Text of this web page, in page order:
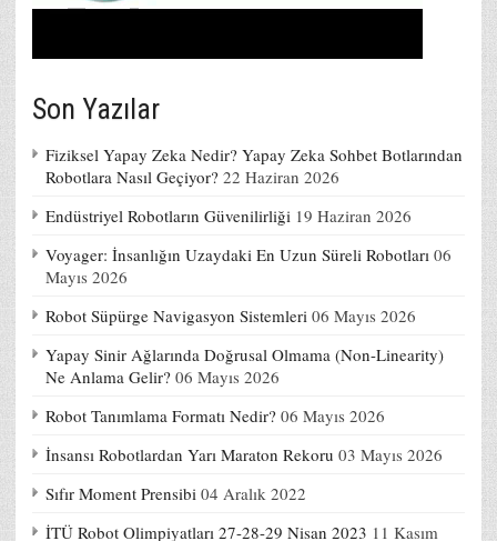
Son Yazılar
Fiziksel Yapay Zeka Nedir? Yapay Zeka Sohbet Botlarından
Robotlara Nasıl Geçiyor? 22 Haziran 2026
Endüstriyel Robotların Güvenilirliği 19 Haziran 2026
Voyager: İnsanlığın Uzaydaki En Uzun Süreli Robotları 06
Mayıs 2026
Robot Süpürge Navigasyon Sistemleri 06 Mayıs 2026
Yapay Sinir Ağlarında Doğrusal Olmama (Non-Linearity)
Ne Anlama Gelir? 06 Mayıs 2026
Robot Tanımlama Formatı Nedir? 06 Mayıs 2026
İnsansı Robotlardan Yarı Maraton Rekoru 03 Mayıs 2026
Sıfır Moment Prensibi 04 Aralık 2022
İTÜ Robot Olimpiyatları 27-28-29 Nisan 2023 11 Kasım